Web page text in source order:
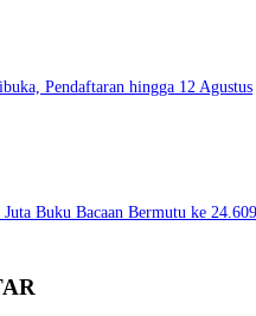
Pendaftaran hingga 12 Agustus
Buku Bacaan Bermutu ke 24.609